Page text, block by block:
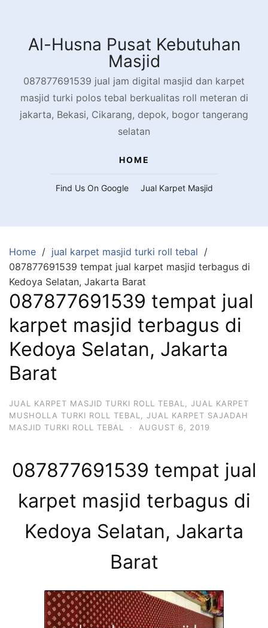
contentAl-Husna Pusat Kebutuhan
Masjid
087877691539 jual jam digital masjid dan karpet
masjid turki polos tebal berkualitas roll meteran di
jakarta, Bekasi, Cikarang, depok, bogor tangerang
selatan
HOME
Find Us On Google Jual Karpet Masjid
Home
jual karpet masjid turki roll tebal
087877691539 tempat jual karpet masjid terbagus di
Kedoya Selatan, Jakarta Barat
087877691539 tempat jual
karpet masjid terbagus di
Kedoya Selatan, Jakarta
Barat
JUAL KARPET MASJID TURKI ROLL TEBAL
JUAL KARPET
MUSHOLLA TURKI ROLL TEBAL
JUAL KARPET SAJADAH
MASJID TURKI ROLL TEBAL
· AUGUST 6, 2019
087877691539 tempat jual
karpet masjid terbagus di
Kedoya Selatan, Jakarta
Barat